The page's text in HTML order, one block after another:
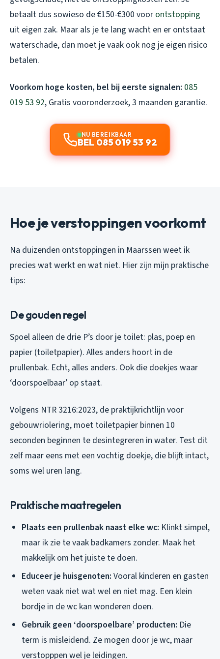
betaalt dus sowieso de €150-€300 voor ontstopping
uit eigen zak. Maar als je te lang wacht en er ontstaat
waterschade, dan moet je vaak ook nog je eigen risico
betalen.
Voorkom hoge kosten, bel bij eerste signalen: 085
019 53 92, Gratis vooronderzoek, 3 maanden garantie.
NU BEREIKBAAR
BEL 085 019 53 92
Hoe je verstoppingen voorkomt
Na duizenden ontstoppingen in Maarssen weet ik
precies wat werkt en wat niet. Hier zijn mijn praktische
tips:
De gouden regel
Spoel alleen de drie P’s door je toilet: plas, poep en
papier (toiletpapier). Alles anders hoort in de
prullenbak. Echt, alles anders. Ook die doekjes waar
‘doorspoelbaar’ op staat.
Volgens NTR 3216:2023, de praktijkrichtlijn voor
gebouwriolering, moet toiletpapier binnen 10
seconden beginnen te desintegreren in water. Test dit
zelf maar eens met een vochtig doekje, die blijft intact,
soms wel uren lang.
Praktische maatregelen
Plaats een prullenbak naast elke wc: Klinkt simpel,
maar ik zie te vaak badkamers zonder. Maak het
makkelijk om het juiste te doen.
Educeer je huisgenoten: Vooral kinderen en gasten
weten vaak niet wat wel en niet mag. Een klein
bordje in de wc kan wonderen doen.
Gebruik geen ‘doorspoelbare’ producten: Die
term is misleidend. Ze mogen door je wc, maar
verstopppen wel je leidingen.